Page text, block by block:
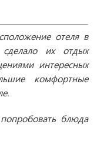
отеля в
их отдых
интересных
комфортные
блюда